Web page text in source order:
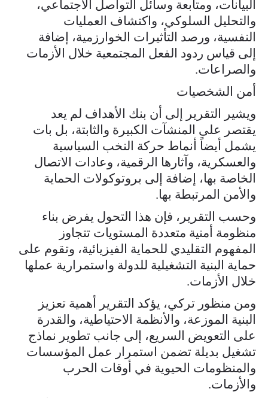
البيانات، ومتابعة وسائل التواصل الاجتماعي،
والتحليل السلوكي، واكتشاف العمليات
النفسية، ورصد التأثيرات الخوارزمية، إضافة
إلى قياس ردود الفعل المجتمعية خلال الأزمات
والصراعات.
أمن الشخصيات
ويشير التقرير إلى أن بنك الأهداف لم يعد
يقتصر على المنشآت الكبيرة والثابتة، بل بات
يشمل أيضاً أنماط حركة النخب السياسية
والعسكرية، وآثارها الرقمية، وعادات الاتصال
الخاصة بها، إضافة إلى بروتوكولات الحماية
والأمن المرتبطة بها.
وحسب التقرير، فإن هذا التحول يفرض بناء
منظومة أمنية متعددة المستويات تتجاوز
المفهوم التقليدي للحماية الفيزيائية، وتقوم على
حماية البنية التشغيلية للدولة واستمرارية عملها
خلال الأزمات.
ومن منظور تركي، يؤكد التقرير أهمية تعزيز
البنية الموزعة، والأنظمة الاحتياطية، والقدرة
على التعويض السريع، إلى جانب تطوير نماذج
تشغيل بديلة تضمن استمرار عمل المؤسسات
والمنظومات الحيوية في أوقات الحرب
والأزمات.